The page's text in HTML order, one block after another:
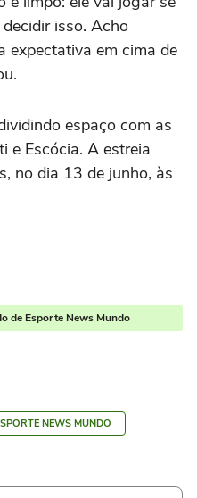
isso. Acho
expectativa em cima de
espaço com as
e Escócia. A estreia
no dia 13 de junho, às
de Esporte News Mundo
NEWS MUNDO